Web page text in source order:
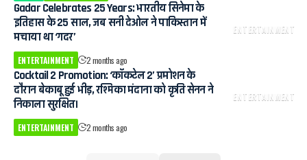
ENTERTAINMENT
Gadar Celebrates 25 Years: भारतीय सिनेमा के
इतिहास के 25 साल, जब सनी देओल ने पाकिस्तान में
मचाया था ‘गदर’
ENTERTAINMENT 2 months ago
ENTERTAINMENT
Cocktail 2 Promotion: ‘कॉकटेल 2’ प्रमोशन के
दौरान बेकाबू हुई भीड़, रश्मिका मंदाना को कृति सेनन ने
निकाला सुरक्षित।
ENTERTAINMENT 2 months ago